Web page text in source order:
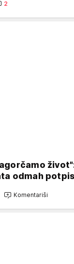
2
odmah
Komentariši